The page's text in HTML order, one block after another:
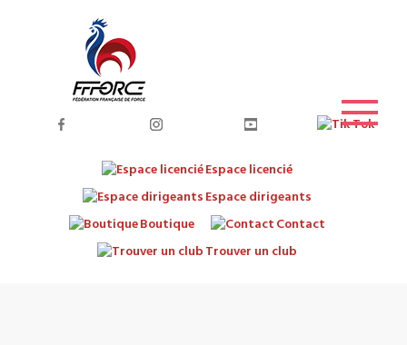
Espace licencié
Espace dirigeants
Boutique
Contact
Trouver un club